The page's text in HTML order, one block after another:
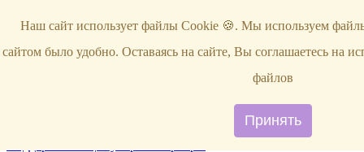
Уборка
Уборка снега
Наш сайт использует файлы Cookie 🍪. Мы используем
сайтом было удобно. Оставаясь на сайте, Вы соглашаетесь на
файлов
Принять